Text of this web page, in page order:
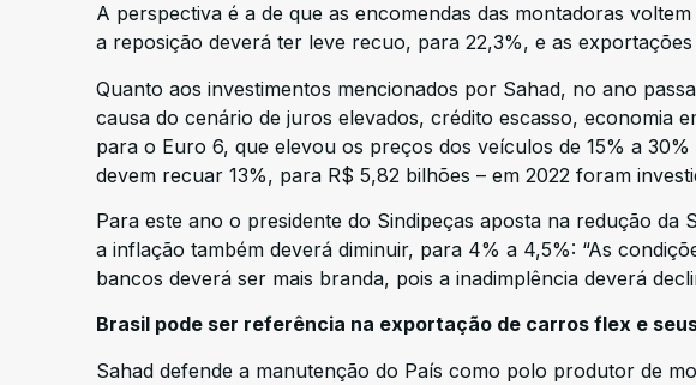
A perspectiva é a de que as encomendas das montadoras
a reposição deverá ter leve recuo, para 22,3%, e as
Quanto aos investimentos mencionados por Sahad, no ano
causa do cenário de juros elevados, crédito escasso, economia
para o Euro 6, que elevou os preços dos veículos de 15% a
devem recuar 13%, para R$ 5,82 bilhões – em 2022 foram
Para este ano o presidente do Sindipeças aposta na redução
a inflação também deverá diminuir, para 4% a 4,5%: “As
bancos deverá ser mais branda, pois a inadimplência deverá
Brasil pode ser referência na exportação de carros flex e
Sahad defende a manutenção do País como polo produtor de